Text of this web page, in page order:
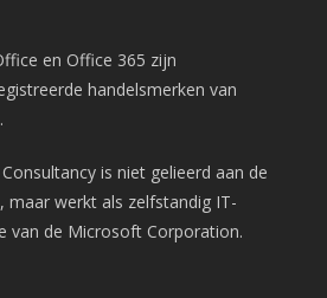
en Office 365 zijn
handelsmerken van
.
is niet gelieerd aan de
werkt als zelfstandig IT-
van de Microsoft Corporation.